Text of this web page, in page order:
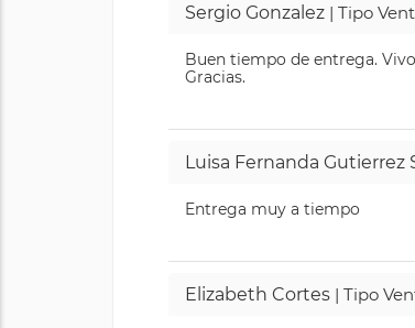
Sergio Gonzalez | Tipo
Buen tiempo de entrega.
Gracias.
Luisa Fernanda Gutierrez
Entrega muy a tiempo
Elizabeth Cortes | Tipo